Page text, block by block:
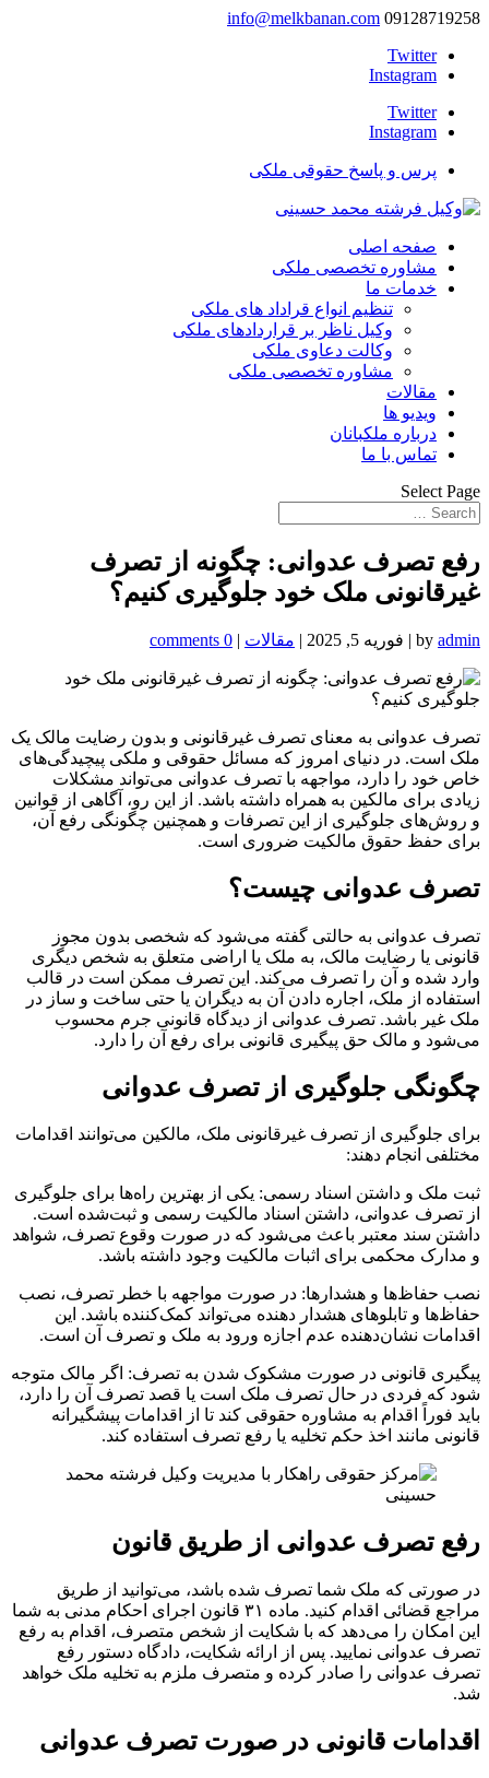
09128719258
info@melkbanan.com
Twitter
Instagram
Twitter
Instagram
پرس و پاسخ حقوقی ملکی
صفحه اصلی
مشاوره تخصصی ملکی
خدمات ما
تنظیم انواع قراداد های ملکی
وکیل ناظر بر قراردادهای ملکی
وکالت دعاوی ملکی
مشاوره تخصصی ملکی
مقالات
ویدیو ها
درباره ملکبانان
تماس با ما
Select Page
رفع تصرف عدوانی: چگونه از تصرف
غیرقانونی ملک خود جلوگیری کنیم؟
by admin
| فوریه 5, 2025 | مقالات |
0 comments
تصرف عدوانی به معنای تصرف غیرقانونی و بدون رضایت مالک یک
ملک است. در دنیای امروز که مسائل حقوقی و ملکی پیچیدگی‌های
خاص خود را دارد، مواجهه با تصرف عدوانی می‌تواند مشکلات
زیادی برای مالکین به همراه داشته باشد. از این رو، آگاهی از قوانین
و روش‌های جلوگیری از این تصرفات و همچنین چگونگی رفع آن،
برای حفظ حقوق مالکیت ضروری است.
تصرف عدوانی چیست؟
تصرف عدوانی به حالتی گفته می‌شود که شخصی بدون مجوز
قانونی یا رضایت مالک، به ملک یا اراضی متعلق به شخص دیگری
وارد شده و آن را تصرف می‌کند. این تصرف ممکن است در قالب
استفاده از ملک، اجاره دادن آن به دیگران یا حتی ساخت و ساز در
ملک غیر باشد. تصرف عدوانی از دیدگاه قانونی جرم محسوب
می‌شود و مالک حق پیگیری قانونی برای رفع آن را دارد.
چگونگی جلوگیری از تصرف عدوانی
برای جلوگیری از تصرف غیرقانونی ملک، مالکین می‌توانند اقدامات
مختلفی انجام دهند:
ثبت ملک و داشتن اسناد رسمی: یکی از بهترین راه‌ها برای جلوگیری
از تصرف عدوانی، داشتن اسناد مالکیت رسمی و ثبت‌شده است.
داشتن سند معتبر باعث می‌شود که در صورت وقوع تصرف، شواهد
و مدارک محکمی برای اثبات مالکیت وجود داشته باشد.
نصب حفاظ‌ها و هشدارها: در صورت مواجهه با خطر تصرف، نصب
حفاظ‌ها و تابلوهای هشدار دهنده می‌تواند کمک‌کننده باشد. این
اقدامات نشان‌دهنده عدم اجازه ورود به ملک و تصرف آن است.
پیگیری قانونی در صورت مشکوک شدن به تصرف: اگر مالک متوجه
شود که فردی در حال تصرف ملک است یا قصد تصرف آن را دارد،
باید فوراً اقدام به مشاوره حقوقی کند تا از اقدامات پیشگیرانه
قانونی مانند اخذ حکم تخلیه یا رفع تصرف استفاده کند.
رفع تصرف عدوانی از طریق قانون
در صورتی که ملک شما تصرف شده باشد، می‌توانید از طریق
مراجع قضائی اقدام کنید. ماده ۳۱ قانون اجرای احکام مدنی به شما
این امکان را می‌دهد که با شکایت از شخص متصرف، اقدام به رفع
تصرف عدوانی نمایید. پس از ارائه شکایت، دادگاه دستور رفع
تصرف عدوانی را صادر کرده و متصرف ملزم به تخلیه ملک خواهد
شد.
اقدامات قانونی در صورت تصرف عدوانی